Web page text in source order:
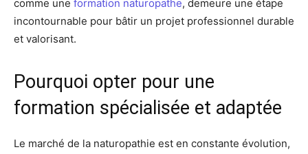
comme une formation naturopathe, demeure une étape
incontournable pour bâtir un projet professionnel durable
et valorisant.
Pourquoi opter pour une
formation spécialisée et adaptée
Le marché de la naturopathie est en constante évolution,